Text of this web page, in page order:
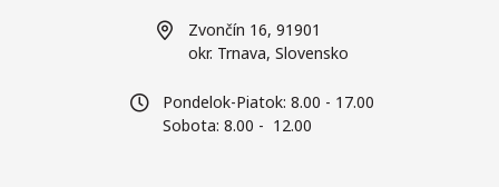
Zvončín 16, 91901
okr. Trnava, Slovensko
Pondelok-Piatok: 8.00 - 17.00
Sobota: 8.00 - 12.00